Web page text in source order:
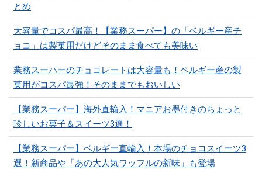
とめ
大容量でコスパ最高！【業務スーパー】の「ベルギー産チ
ョコ」は製菓用だけどそのまま食べても美味い
業務スーパーのチョコレートは大容量も！ベルギー産の製
菓用がコスパ最強！そのままでもおいしい
【業務スーパー】海外直輸入！マニアお墨付きのちょっと
珍しいお菓子＆スイーツ3選！
【業務スーパー】ベルギー直輸入！本場のチョコスイーツ3
選！新商品や「あの大人気ワッフルの新味」も登場